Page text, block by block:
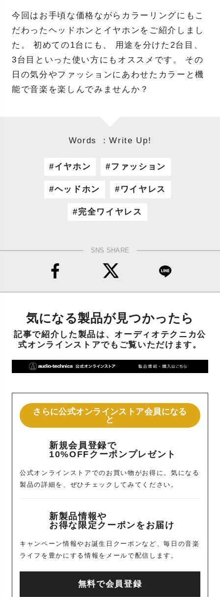
今回はお手頃な価格ながらカラーリングにもこ
だわったヘッドホンとイヤホンをご紹介しまし
た。 初めての1台にも、 用途を分けた2台目、
3台目といった使い方にもオススメです。 その
日の気分やファッションにあわせたカラーと機
能で音楽を楽しんでみませんか？
Words ：Write Up!
イヤホン ファッション
ヘッドホン ワイヤレス
完全ワイヤレス
SNS SHARE
気になる製品が見つかったら
記事で紹介した製品は、オーディオテクニカ公
式オンラインストアでもご覧いただけます。
さらに公式オンラインストア会員になる
と
新規会員登録で
10%OFFクーポンプレゼント
公式オンラインストアでのお買い物がお得に。気になる
製品の詳細を、ぜひチェックしてみてください。
新製品情報や
お得な限定クーポンをお届け
キャンペーン情報やお誕生日クーポンなど、毎日の音楽
ライフを豊かにする情報をメールで配信します。
無料で会員登録